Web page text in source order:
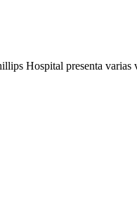
Hospital presenta varias